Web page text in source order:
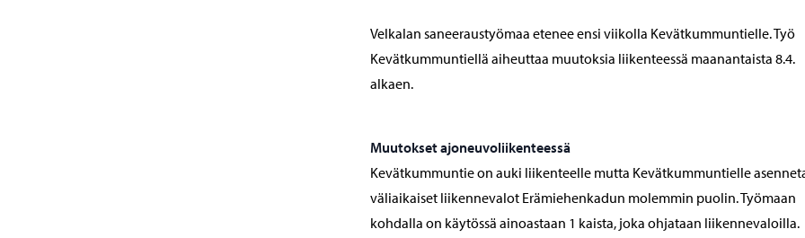
Velkalan saneeraustyömaa etenee ensi viikolla Kevätkummuntielle. Työ
Kevätkummuntiellä aiheuttaa muutoksia liikenteessä maanantaista 8.4.
alkaen.
Muutokset ajoneuvoliikenteessä
Kevätkummuntie on auki liikenteelle mutta Kevätkummuntielle
väliaikaiset liikennevalot Erämiehenkadun molemmin puolin. Työmaan
kohdalla on käytössä ainoastaan 1 kaista, joka ohjataan liikennevaloilla.